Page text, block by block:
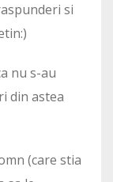
si
nu s-au
din astea
(care stia